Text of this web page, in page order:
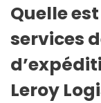
Quelle
services
Leroy